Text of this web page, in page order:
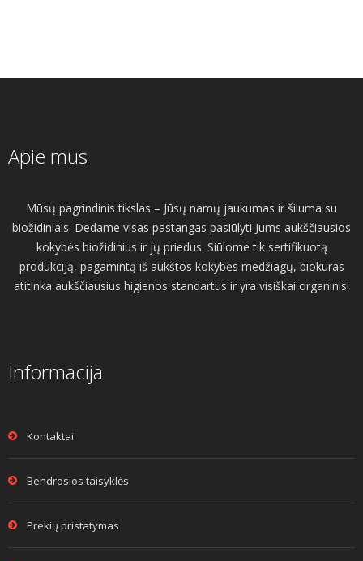
Apie mus
Mūsų pagrindinis tikslas – Jūsų namų jaukumas ir šiluma su
biožidiniais. Dedame visas pastangas pasiūlyti Jums aukščiausios
kokybės biožidinius ir jų priedus. Siūlome tik sertifikuotą
produkciją, pagamintą iš aukštos kokybės medžiagų, biokuras
atitinka aukščiausius higienos standartus ir yra visiškai organinis!
Informacija
Kontaktai
Bendrosios taisyklės
Prekių pristatymas